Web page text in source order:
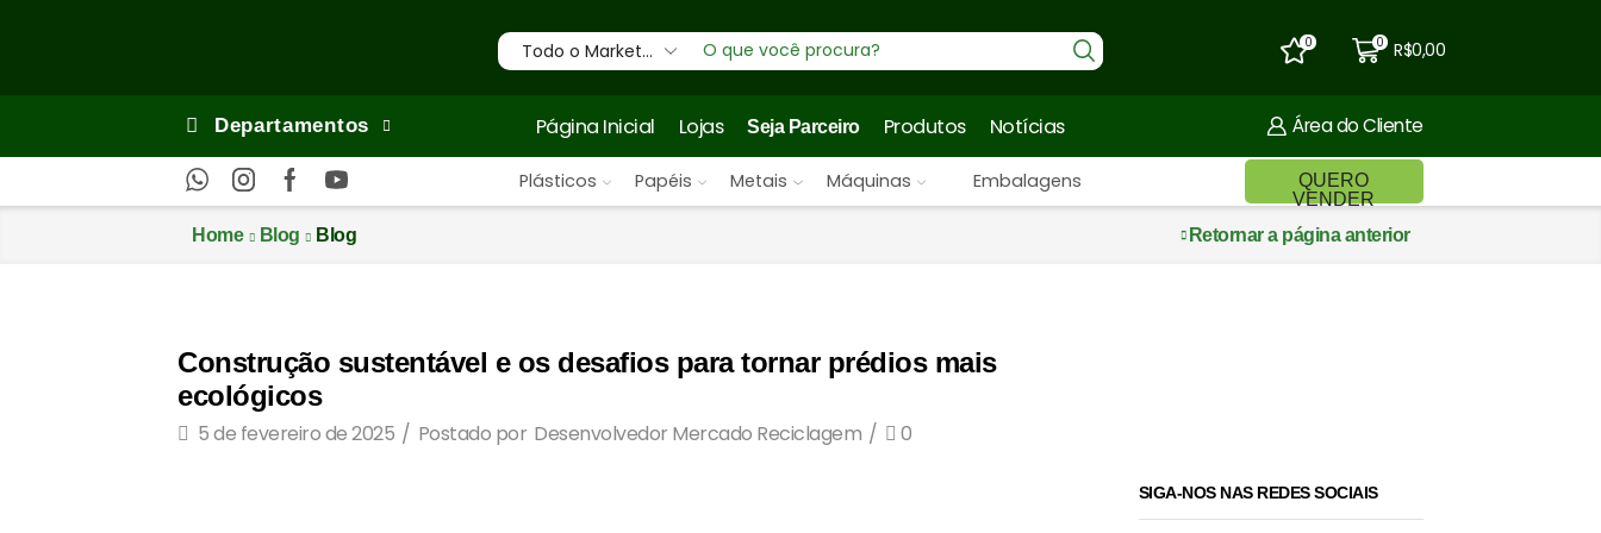
Entrada
0 0 R$0,00
Departamentos Página Inicial Lojas Seja Parceiro Produtos Notícias Área do Cliente
Plásticos Papéis Metais Máquinas Embalagens
QUERO
VENDER
Retornar a página anterior
Home Blog Blog
Construção sustentável e os desafios para tornar prédios mais
ecológicos
5 de fevereiro de 2025 / Postado por Desenvolvedor Mercado Reciclagem /
0
SIGA-NOS NAS REDES SOCIAIS